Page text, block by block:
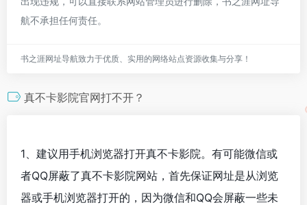
航不承担任何责任。
书之涯网址导航致力于优质、实用的网络站点资源收集与分享！
真不卡影院官网打不开？
1、建议用手机浏览器打开真不卡影院。有可能微信或
者QQ屏蔽了真不卡影院网站，首先保证网址是从浏览
器或手机浏览器打开的，因为微信和QQ会屏蔽一些未